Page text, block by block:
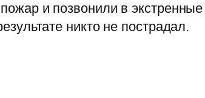
и позвонили в
никто не пострадал.